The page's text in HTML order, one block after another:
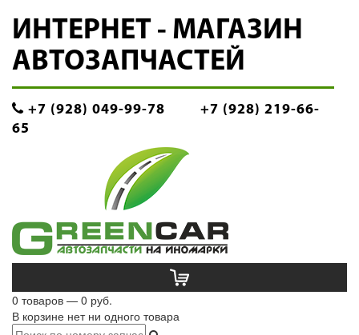
ИНТЕРНЕТ - МАГАЗИН
АВТОЗАПЧАСТЕЙ
+7 (928) 049-99-78
+7 (928) 219-66-
65
0 товаров — 0 руб.
В корзине нет ни одного товара